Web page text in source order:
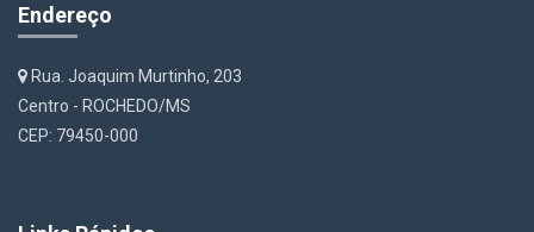
Endereço
Rua. Joaquim Murtinho, 203
Centro - ROCHEDO/MS
CEP: 79450-000